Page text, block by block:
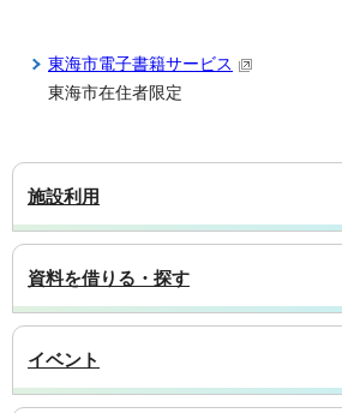
東海市電子書籍サービス
東海市在住者限定
施設利用
資料を借りる・探す
イベント